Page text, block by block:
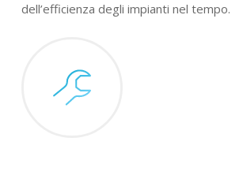
dell’efficienza degli impianti nel tempo.